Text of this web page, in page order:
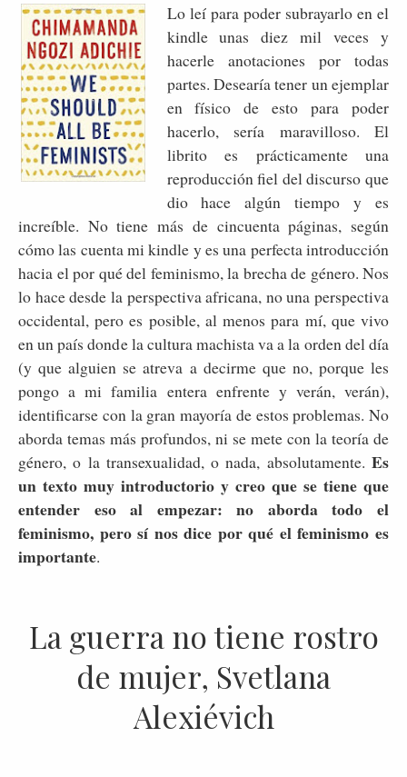
Lo leí para poder subrayarlo en el
kindle unas diez mil veces y
hacerle anotaciones por todas
partes. Desearía tener un ejemplar
en físico de esto para poder
hacerlo, sería maravilloso. El
librito es prácticamente una
reproducción fiel del discurso que
dio hace algún tiempo y es
increíble. No tiene más de cincuenta páginas, según
cómo las cuenta mi kindle y es una perfecta introducción
hacia el por qué del feminismo, la brecha de género. Nos
lo hace desde la perspectiva africana, no una perspectiva
occidental, pero es posible, al menos para mí, que vivo
en un país donde la cultura machista va a la orden del día
(y que alguien se atreva a decirme que no, porque les
pongo a mi familia entera enfrente y verán, verán),
identificarse con la gran mayoría de estos problemas. No
aborda temas más profundos, ni se mete con la teoría de
género, o la transexualidad, o nada, absolutamente. Es
un texto muy introductorio y creo que se tiene que
entender eso al empezar: no aborda todo el
feminismo, pero sí nos dice por qué el feminismo es
importante.
La guerra no tiene rostro
de mujer, Svetlana
Alexiévich